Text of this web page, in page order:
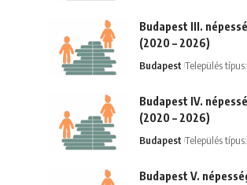
Budapest III.
(2020 – 2026)
Budapest Település típus:
Budapest IV.
(2020 – 2026)
Budapest Település típus:
Budapest V.